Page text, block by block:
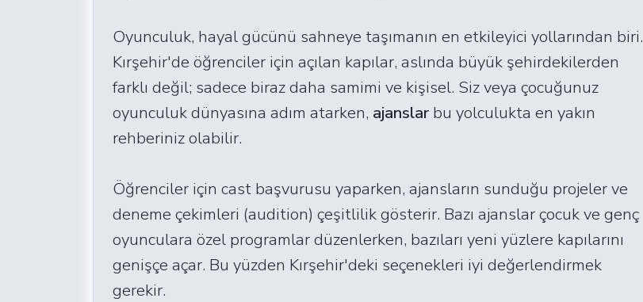
Oyunculuk, hayal gücünü sahneye taşımanın en etkileyici yollarından biri.
Kırşehir'de öğrenciler için açılan kapılar, aslında büyük şehirdekilerden
farklı değil; sadece biraz daha samimi ve kişisel. Siz veya çocuğunuz
oyunculuk dünyasına adım atarken, ajanslar bu yolculukta en yakın
rehberiniz olabilir.
Öğrenciler için cast başvurusu yaparken, ajansların sunduğu projeler ve
deneme çekimleri (audition) çeşitlilik gösterir. Bazı ajanslar çocuk ve genç
oyunculara özel programlar düzenlerken, bazıları yeni yüzlere kapılarını
genişçe açar. Bu yüzden Kırşehir'deki seçenekleri iyi değerlendirmek
gerekir.